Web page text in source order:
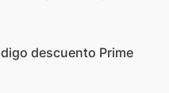
descuento Prime